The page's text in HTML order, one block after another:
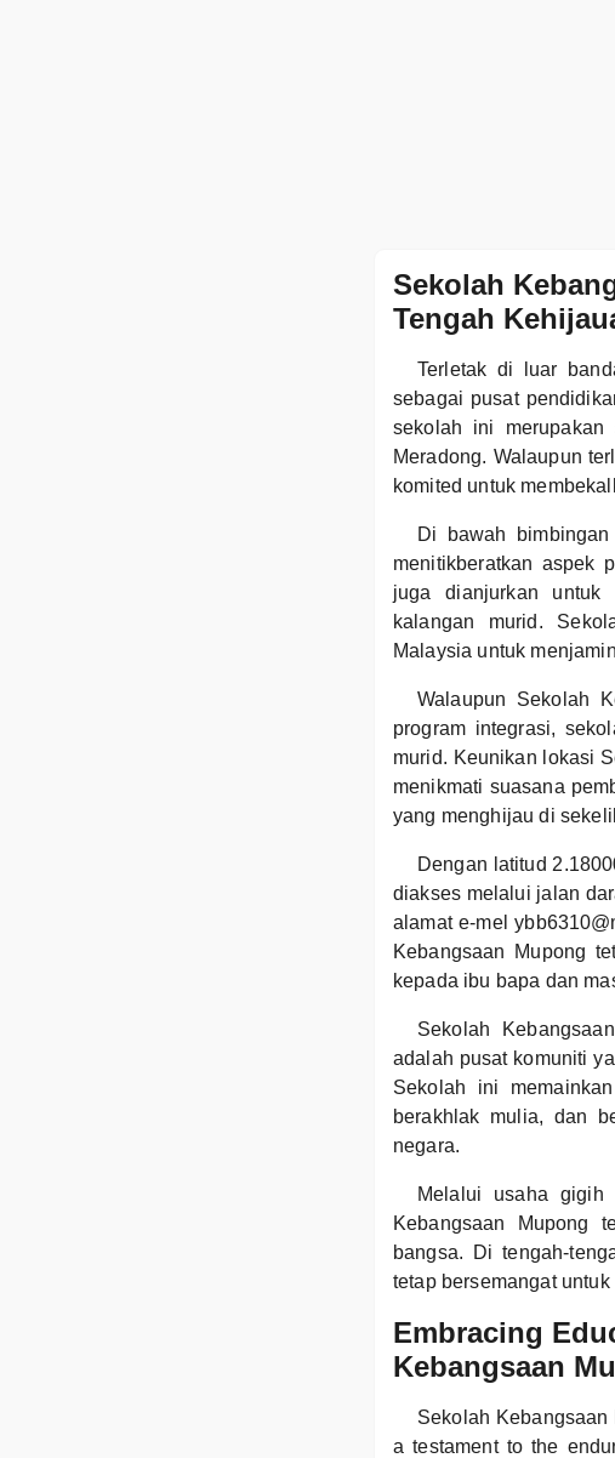
Sekolah
Tengah
Terletak di luar
sebagai pusat
sekolah ini
Meradong. Walaupun
komited untuk
Di bawah
menitikberatkan aspek
juga dianjurkan untuk
kalangan murid.
Malaysia untuk
Walaupun Sekolah
program integrasi,
murid. Keunikan lokasi
menikmati suasana
yang menghijau di
Dengan latitud
diakses melalui jalan
alamat e-mel
Kebangsaan Mupong
kepada ibu bapa dan
Sekolah
adalah pusat komuniti
Sekolah ini
berakhlak mulia, dan
negara.
Melalui usaha gigih
Kebangsaan Mupong
bangsa. Di tengah-
tetap bersemangat
Embracing
Kebangsaan
Sekolah
a testament to the